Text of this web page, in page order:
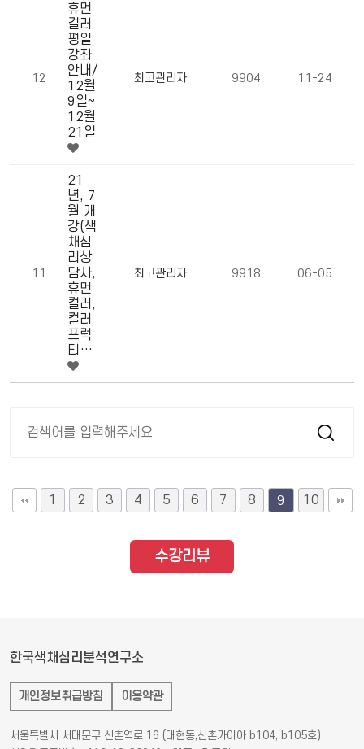
12
휴먼
컬러
평일
강좌
안내/
12월
9일~
12월
21일
최고관리자 9904 11-24
11
21
년, 7
월 개
강(색
채심
리상
담사,
휴먼
컬러,
컬러
프럭
티…
최고관리자 9918 06-05
1 2 3 4 5 6 7 8 9 10
수강리뷰
한국색채심리분석연구소
개인정보취급방침 이용약관
서울특별시 서대문구 신촌역로 16 (대현동,신촌가이아 b104, b105호)